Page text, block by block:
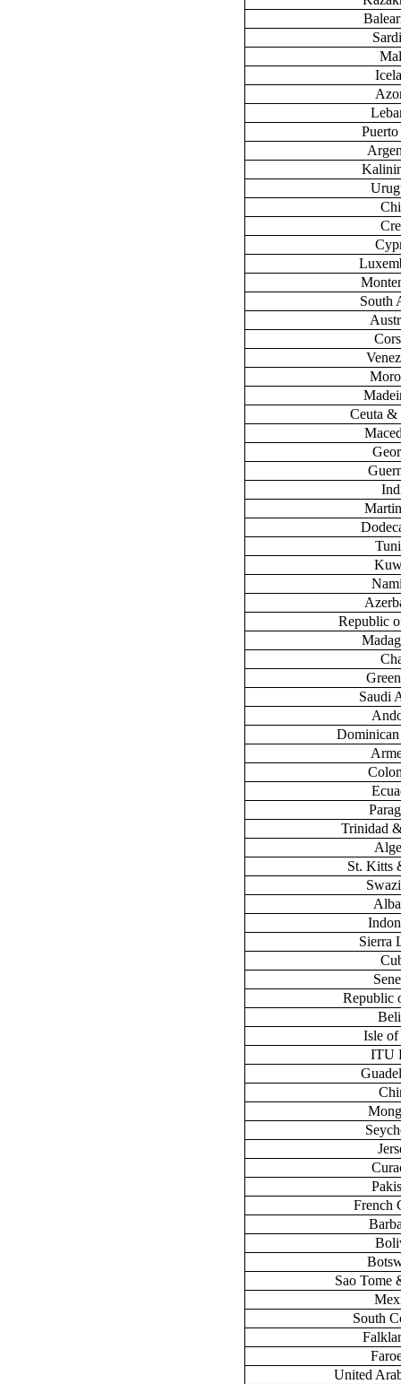
South
Ceuta
Republic
Saudi
Trinidad
St. Kitts
Sierra
Republic
Isle
ITU
French
Sao Tome
South
United